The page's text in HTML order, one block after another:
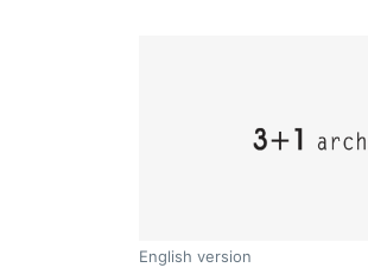
English version